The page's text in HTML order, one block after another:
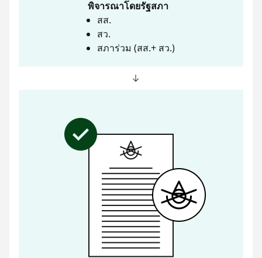
พิจารณาโดยรัฐสภา
สส.
สว.
สภาร่วม (สส.+ สว.)